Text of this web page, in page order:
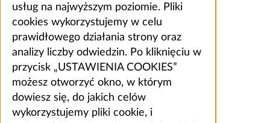
usług na najwyższym poziomie. Pliki
cookies wykorzystujemy w celu
prawidłowego działania strony oraz
analizy liczby odwiedzin. Po kliknięciu w
przycisk „USTAWIENIA COOKIES”
możesz otworzyć okno, w którym
dowiesz się, do jakich celów
wykorzystujemy pliki cookie, i